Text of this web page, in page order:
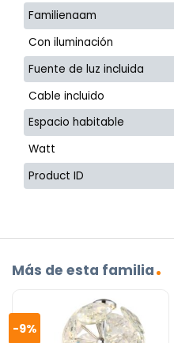
Familienaam
Con iluminación
Fuente de luz incluida
Cable incluido
Espacio habitable
Watt
Product ID
Más de esta familia
-9%